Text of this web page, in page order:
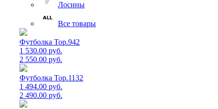
Лосины
Все товары
Футболка Top.942
1 530.00 руб.
2 550.00 руб.
Футболка Top.1132
1 494.00 руб.
2 490.00 руб.